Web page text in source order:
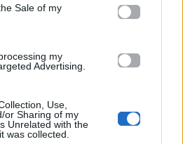
Sale of my
my
Advertising.
Use,
or Sharing of my
Unrelated with the
was collected.
Νέο album στα
06.08.2026